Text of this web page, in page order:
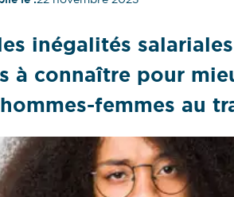
inégalités
à connaître pour
femmes au